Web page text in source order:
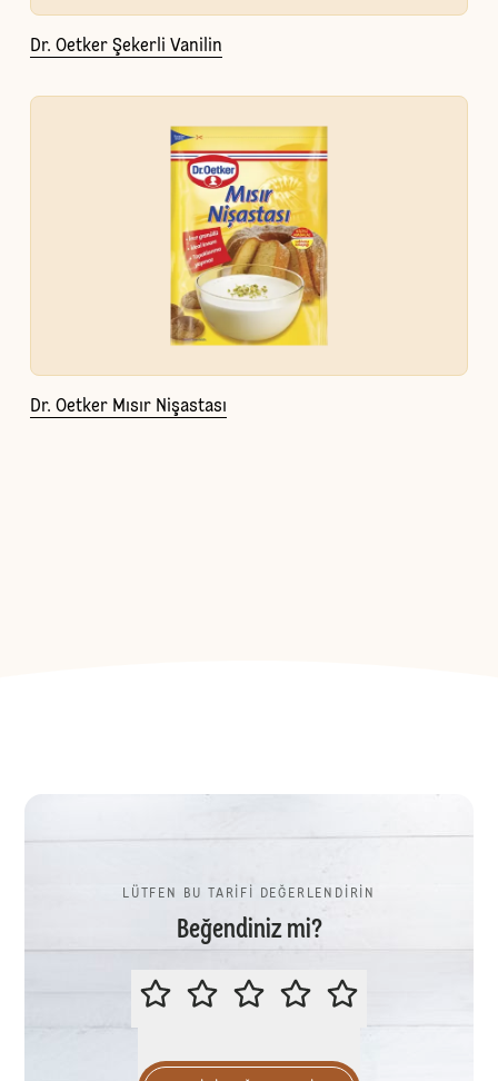
Dr. Oetker Şekerli Vanilin
Dr. Oetker Mısır Nişastası
LÜTFEN BU TARİFİ DEĞERLENDİRİN
Beğendiniz mi?
LÜTFEN BU TARİFİ